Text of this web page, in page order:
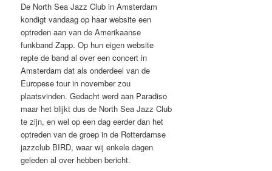
De North Sea Jazz Club in Amsterdam
kondigt vandaag op haar website een
optreden aan van de Amerikaanse
funkband Zapp. Op hun eigen website
repte de band al over een concert in
Amsterdam dat als onderdeel van de
Europese tour in november zou
plaatsvinden. Gedacht werd aan Paradiso
maar het blijkt dus de North Sea Jazz Club
te zijn, en wel op een dag eerder dan het
optreden van de groep in de Rotterdamse
jazzclub BIRD, waar wij enkele dagen
geleden al over hebben bericht.